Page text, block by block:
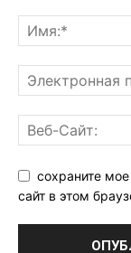
сохраните
сайт в этом